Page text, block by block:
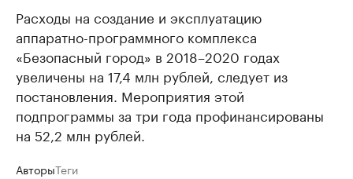
Расходы на создание и эксплуатацию
аппаратно-программного комплекса
«Безопасный город» в 2018–2020 годах
увеличены на 17,4 млн рублей, следует из
постановления. Мероприятия этой
подпрограммы за три года профинансированы
на 52,2 млн рублей.
АвторыТеги